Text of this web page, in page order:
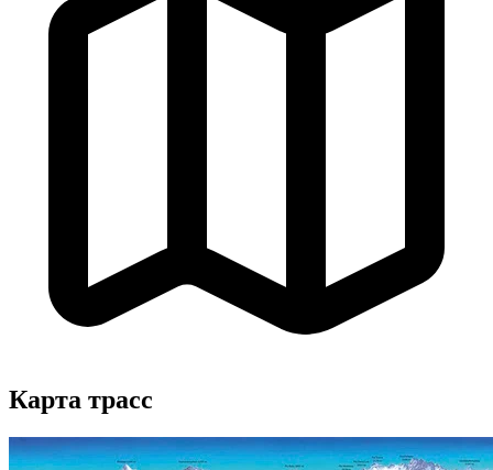
Карта трасс